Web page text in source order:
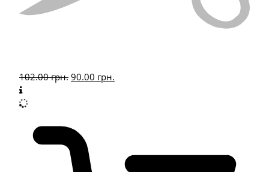
102.00грн. 90.00 грн.